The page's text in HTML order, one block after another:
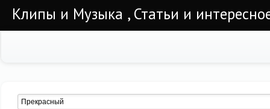
Клипы и Музыка , Статьи и